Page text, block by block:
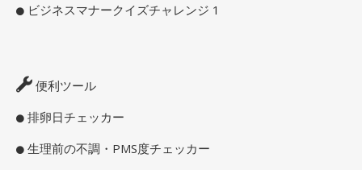
ビジネスマナークイズチャレンジ 1
便利ツール
排卵日チェッカー
生理前の不調・PMS度チェッカー